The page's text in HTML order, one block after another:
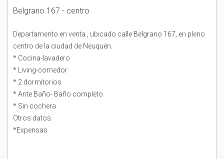
Belgrano 167 - centro
Departamento en venta , ubicado calle Belgrano 167, en pleno
centro de la ciudad de Neuquén.
* Cocina-lavadero
* Living-comedor
* 2 dormitorios
* Ante Baño- Baño completo
* Sin cochera
Otros datos.
*Expensas